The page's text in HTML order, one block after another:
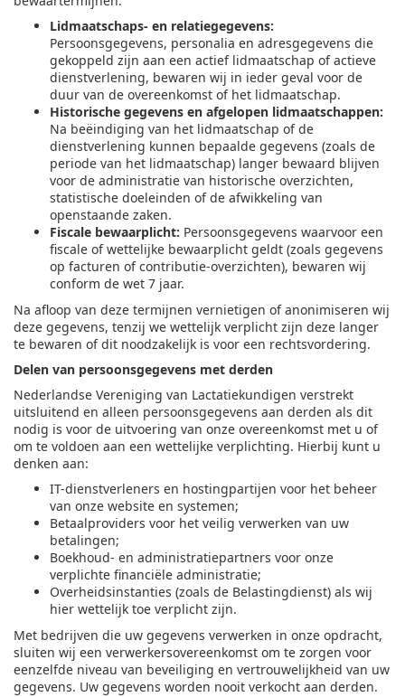
Lidmaatschaps- en relatiegegevens:
Persoonsgegevens, personalia en adresgegevens die
gekoppeld zijn aan een actief lidmaatschap of actieve
dienstverlening, bewaren wij in ieder geval voor de
duur van de overeenkomst of het lidmaatschap.
Historische gegevens en afgelopen lidmaatschappen:
Na beëindiging van het lidmaatschap of de
dienstverlening kunnen bepaalde gegevens (zoals de
periode van het lidmaatschap) langer bewaard blijven
voor de administratie van historische overzichten,
statistische doeleinden of de afwikkeling van
openstaande zaken.
Fiscale bewaarplicht: Persoonsgegevens waarvoor een
fiscale of wettelijke bewaarplicht geldt (zoals gegevens
op facturen of contributie-overzichten), bewaren wij
conform de wet 7 jaar.
Na afloop van deze termijnen vernietigen of anonimiseren wij
deze gegevens, tenzij we wettelijk verplicht zijn deze langer
te bewaren of dit noodzakelijk is voor een rechtsvordering.
Delen van persoonsgegevens met derden
Nederlandse Vereniging van Lactatiekundigen verstrekt
uitsluitend en alleen persoonsgegevens aan derden als dit
nodig is voor de uitvoering van onze overeenkomst met u of
om te voldoen aan een wettelijke verplichting. Hierbij kunt u
denken aan:
IT-dienstverleners en hostingpartijen voor het beheer
van onze website en systemen;
Betaalproviders voor het veilig verwerken van uw
betalingen;
Boekhoud- en administratiepartners voor onze
verplichte financiële administratie;
Overheidsinstanties (zoals de Belastingdienst) als wij
hier wettelijk toe verplicht zijn.
Met bedrijven die uw gegevens verwerken in onze opdracht,
sluiten wij een verwerkersovereenkomst om te zorgen voor
eenzelfde niveau van beveiliging en vertrouwelijkheid van uw
gegevens. Uw gegevens worden nooit verkocht aan derden.